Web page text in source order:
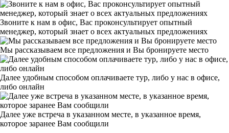
Звоните к нам в офис, Вас проконсультирует опытный
менеджер, который знает о всех актуальных предложениях
Мы рассказываем все предложения и Вы бронируете место
Далее удобным способом оплачиваете тур, либо у нас в офисе,
либо онлайн
Далее уже встреча в указанном месте, в указанное время,
которое заранее Вам сообщили